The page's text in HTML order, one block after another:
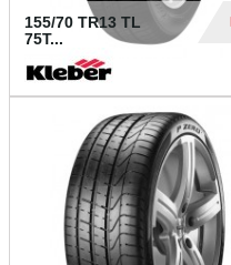
155/70 TR13 TL
75T...